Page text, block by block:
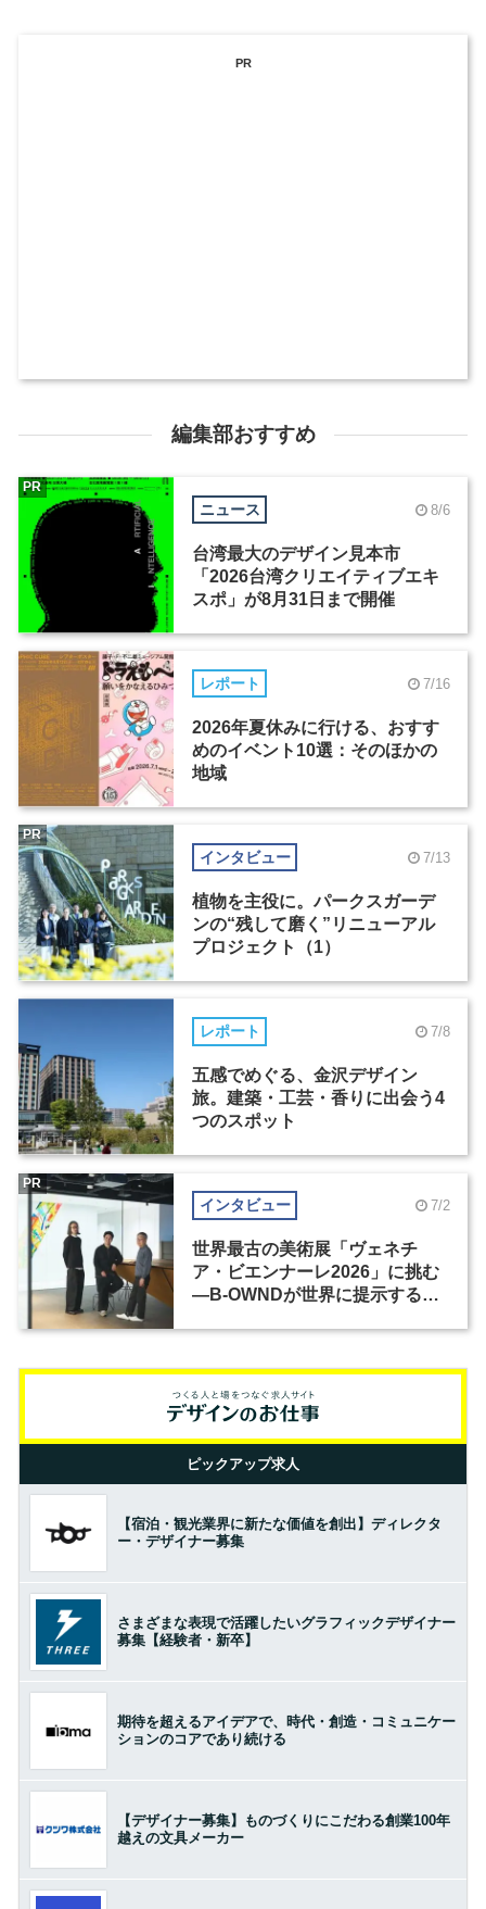
PR
編集部おすすめ
ニュース 8/6
台湾最大のデザイン見本市
「2026台湾クリエイティブエキ
スポ」が8月31日まで開催
PR
レポート 7/16
2026年夏休みに行ける、おすす
めのイベント10選：そのほかの
地域
インタビュー 7/13
植物を主役に。パークスガーデ
ンの“残して磨く”リニューアル
プロジェクト（1）
PR
レポート 7/8
五感でめぐる、金沢デザイン
旅。建築・工芸・香りに出会う4
つのスポット
インタビュー 7/2
世界最古の美術展「ヴェネチ
ア・ビエンナーレ2026」に挑む
―B-OWNDが世界に提示する美
PR
ピックアップ求人
【宿泊・観光業界に新たな価値を創出】ディレクタ
ー・デザイナー募集
さまざまな表現で活躍したいグラフィックデザイナー
募集【経験者・新卒】
期待を超えるアイデアで、時代・創造・コミュニケー
ションのコアであり続ける
【デザイナー募集】ものづくりにこだわる創業100年
越えの文具メーカー